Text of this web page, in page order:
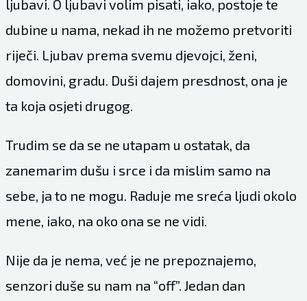
ljubavi. O ljubavi volim pisati, iako, postoje te
dubine u nama, nekad ih ne možemo pretvoriti
riječi. Ljubav prema svemu djevojci, ženi,
domovini, gradu. Duši dajem presdnost, ona je
ta koja osjeti drugog.
Trudim se da se ne utapam u ostatak, da
zanemarim dušu i srce i da mislim samo na
sebe, ja to ne mogu. Raduje me sreća ljudi okolo
mene, iako, na oko ona se ne vidi.
Nije da je nema, već je ne prepoznajemo,
senzori duše su nam na “off”. Jedan dan